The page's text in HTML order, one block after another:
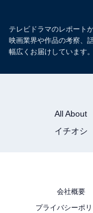
リアンに至っては
かせぬままレース
テレビドラマのレポート
映画業界や作品の考察、
幅広くお届けしています。
All About
イチオシ
会社概要
プライバシーポ